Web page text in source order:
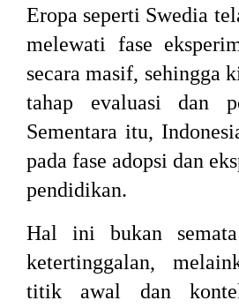
Eropa seperti Swedia
melewati fase
secara masif, sehingga
tahap evaluasi dan
Sementara itu,
pada fase adopsi dan
pendidikan.
Hal ini bukan semata
ketertinggalan,
titik awal dan